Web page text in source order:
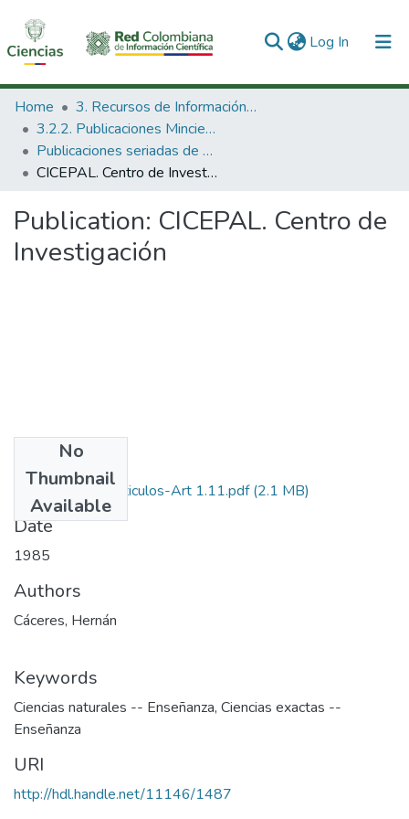
Log In (current)
Communities & Collections
All of DSpace
Statistics
Home
3. Recursos de Información Científica y Tecnológica
3.2.2. Publicaciones Minciencias
Publicaciones seriadas de Minciencias
CICEPAL. Centro de Investigación
Publication: CICEPAL. Centro de
Investigación
No
Thumbnail
Available
1985-V3-N1-Articulos-Art 1.11.pdf(2.1 MB)
Date
1985
Authors
Cáceres, Hernán
Keywords
Ciencias naturales -- Enseñanza, Ciencias exactas --
Enseñanza
URI
http://hdl.handle.net/11146/1487